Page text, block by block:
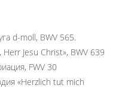
d-moll, BWV 565.
Jesu Christ», BWV 639
FWV 30
«Herzlich tut mich